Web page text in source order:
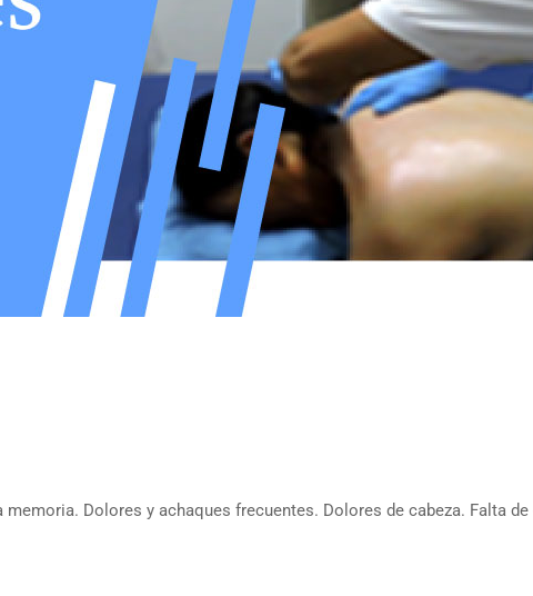
Dolores y achaques frecuentes. Dolores de cabeza. Falta